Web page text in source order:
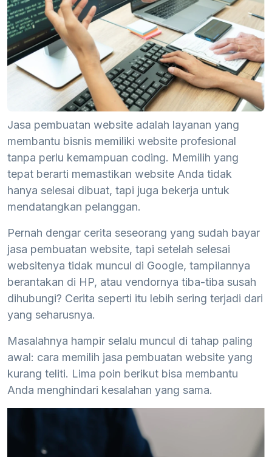
Jasa pembuatan website adalah layanan yang
membantu bisnis memiliki website profesional
tanpa perlu kemampuan coding. Memilih yang
tepat berarti memastikan website Anda tidak
hanya selesai dibuat, tapi juga bekerja untuk
mendatangkan pelanggan.
Pernah dengar cerita seseorang yang sudah bayar
jasa pembuatan website, tapi setelah selesai
websitenya tidak muncul di Google, tampilannya
berantakan di HP, atau vendornya tiba-tiba susah
dihubungi? Cerita seperti itu lebih sering terjadi dari
yang seharusnya.
Masalahnya hampir selalu muncul di tahap paling
awal: cara memilih jasa pembuatan website yang
kurang teliti. Lima poin berikut bisa membantu
Anda menghindari kesalahan yang sama.